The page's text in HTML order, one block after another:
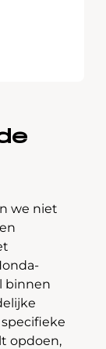
we niet
binnen
opdoen,